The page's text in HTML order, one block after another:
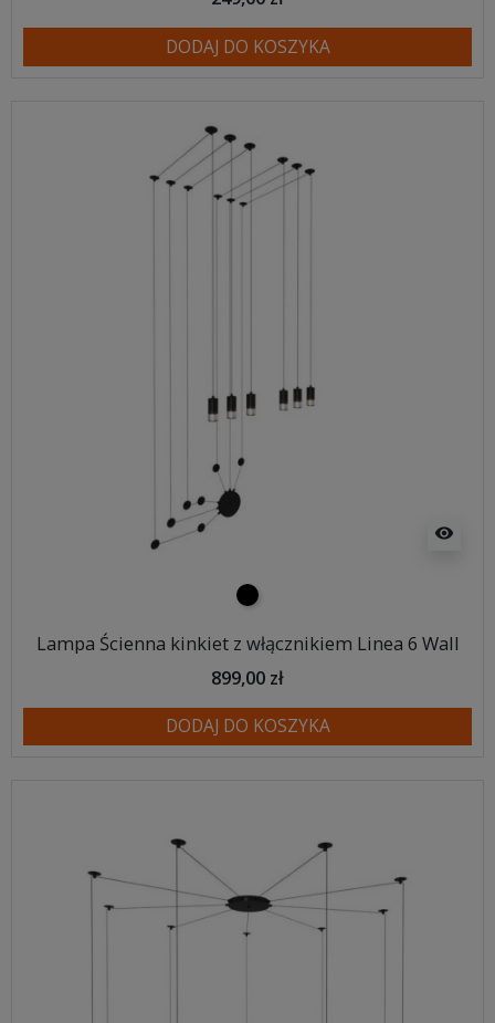
DODAJ DO KOSZYKA
visibility
czarny
Lampa Ścienna kinkiet z włącznikiem Linea 6 Wall
899,00 zł
DODAJ DO KOSZYKA